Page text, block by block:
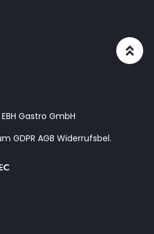
Gastro GmbH
GDPR AGB Widerrufsbel.